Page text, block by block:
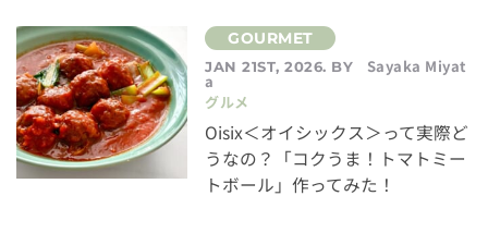
JAN 21ST, 2026. BY Sayaka Miyat
a
グルメ
Oisix＜オイシックス＞って実際ど
うなの？「コクうま！トマトミー
トボール」作ってみた！